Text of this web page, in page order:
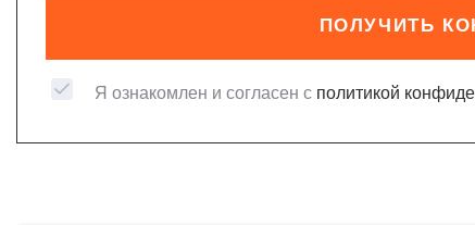
ПОЛУЧИТЬ
Я ознакомлен и согласен с политикой